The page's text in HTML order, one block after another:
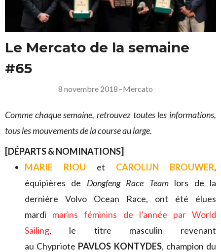
Le Mercato de la semaine
#65
8 novembre 2018–Mercato
Comme chaque semaine, retrouvez toutes les informations,
tous les mouvements de la course au large.
[DÉPARTS & NOMINATIONS]
MARIE RIOU et CAROLIJN BROUWER,
équipières de Dongfeng Race Teamlors de la
dernière Volvo Ocean Race, ont été élues
mardi marins féminins de l’année par World
Sailing, le titre masculin revenant
au Chypriote PAVLOS KONTYDES, champion du